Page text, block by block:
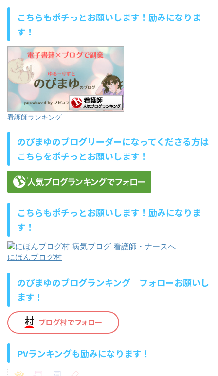
こちらもポチっとお願いします！励みになりま
す！
看護師ランキング
のぴまゆのブログリーダーになってくださる方は
こちらをポチっとお願いします！
こちらもポチっとお願いします！励みになりま
す！
にほんブログ村
のぴまゆのブログランキング フォローお願いし
ます！
PVランキングも励みになります！